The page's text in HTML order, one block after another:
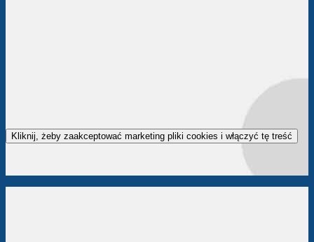
Kliknij, żeby zaakceptować marketing pliki cookies i włączyć tę treść